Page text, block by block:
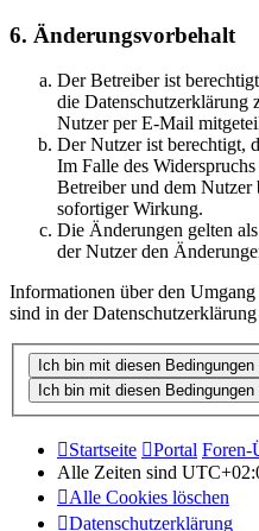
6. Änderungsvorbehalt
Der Betreiber ist
die Datenschutzerklärung
Nutzer per E-Mail
Der Nutzer ist berechtigt,
Im Falle des
Betreiber und dem Nutzer
sofortiger Wirkung.
Die Änderungen gelten
der Nutzer den
Informationen über den
sind in der
Startseite Portal Foren-
Alle Zeiten sind
Alle Cookies löschen
Datenschutzerklärung